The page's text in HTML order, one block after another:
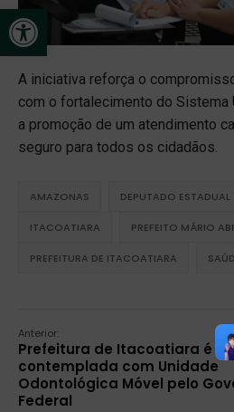
Open toolbar
A iniciativa reforça o
com o fortalecimento do Sistema
a promoção de um atendimento
seguro para todos os cidadãos.
AMAZONAS DEPUTADO
ITACOATIARA PREFEITO MÁRIO
PREFEITURA DE ITACOATIARA
Anterior:
Prefeitura de Itacoatiara é
contemplada com Unidade
Odontológica Móvel pelo
Federal